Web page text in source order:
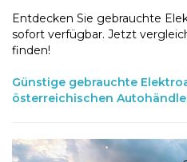
Entdecken Sie gebrauchte
sofort verfügbar. Jetzt
finden!
Günstige gebrauchte
österreichischen